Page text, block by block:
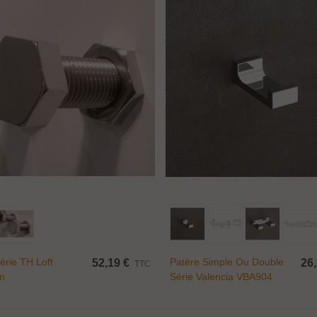
fixe Ø 17 mm...
€ TTC
Ajouter Au Panier
TH Loft
52,19 € TTC
Ajouter Au Panier
Patère Simple Ou Double
Série Valencia VBA904